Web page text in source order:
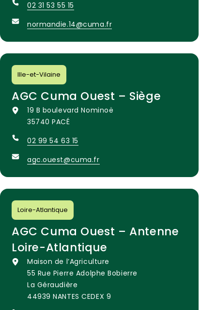
02 31 53 55 15
normandie.14@cuma.fr
Ille-et-Vilaine
AGC Cuma Ouest – Siège
19 B boulevard Nominoë
35740 PACÉ
02 99 54 63 15
agc.ouest@cuma.fr
Loire-Atlantique
AGC Cuma Ouest – Antenne
Loire-Atlantique
Maison de l’Agriculture
55 Rue Pierre Adolphe Bobierre
La Géraudière
44939 NANTES CEDEX 9